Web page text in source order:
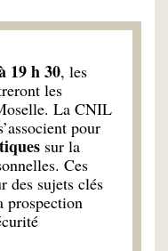
19 h 30, les
les
La CNIL
pour
sur la
Ces
des sujets clés
prospection